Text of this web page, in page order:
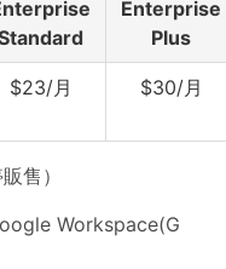
Enterprise
Plus
$23/月 $30/月
售）
Workspace(G